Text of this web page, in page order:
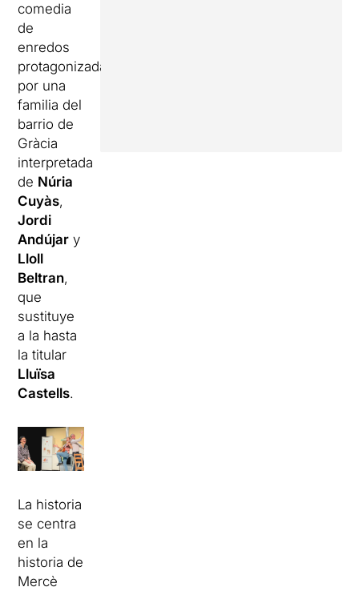
comedia
de
enredos
protagonizada
por una
familia del
barrio de
Gràcia
interpretada
de Núria
Cuyàs,
Jordi
Andújar y
Lloll
Beltran,
que
sustituye
a la hasta
la titular
Lluïsa
Castells.
La historia
se centra
en la
historia de
Mercè